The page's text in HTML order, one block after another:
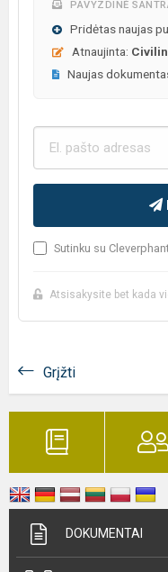
PAVYZDINĖ
Pridėtas naujas
Atnaujinta:
Naujas
Sutinku su
Atsisakysite bet kada
Grįžti
DOKUMENTAI